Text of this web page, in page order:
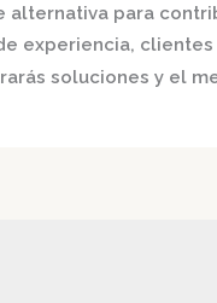
alternativa para
experiencia,
soluciones y el